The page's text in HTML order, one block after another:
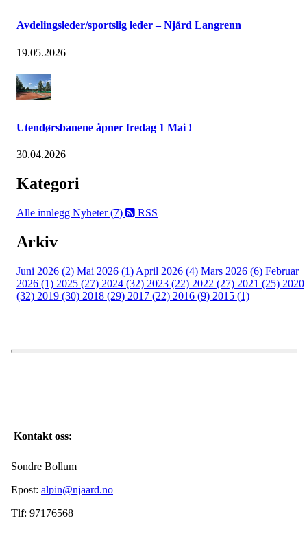
Avdelingsleder/sportslig leder – Njård Langrenn
19.05.2026
Utendørsbanene åpner fredag 1 Mai !
30.04.2026
Kategori
Alle innlegg Nyheter (7) RSS
Arkiv
Juni 2026 (2) Mai 2026 (1) April 2026 (4) Mars 2026 (6) Februar
2026 (1) 2025 (27) 2024 (32) 2023 (22) 2022 (27) 2021 (25) 2020
(32) 2019 (30) 2018 (29) 2017 (22) 2016 (9) 2015 (1)
Kontakt oss:
Sondre Bollum
Epost: alpin@njaard.no
Tlf: 97176568